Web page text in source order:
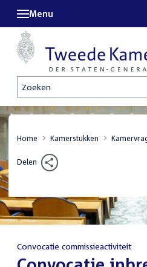
Zoeken
Menu
Home Kamerstukken
Delen
Convocatie commissieactiviteit
: